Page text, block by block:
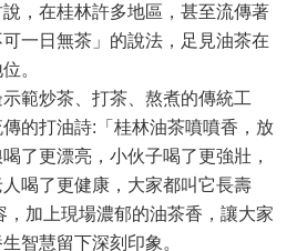
，在桂林許多地區，甚至流傳著
可一日無茶」的說法，足見油茶在
。
炒茶、打茶、熬煮的傳統工
的打油詩: 「桂林油茶噴噴香，放
了更漂亮，小伙子喝了更強壯，
喝了更健康，大家都叫它長壽
，加上現場濃郁的油茶香，讓大家
智慧留下深刻印象。